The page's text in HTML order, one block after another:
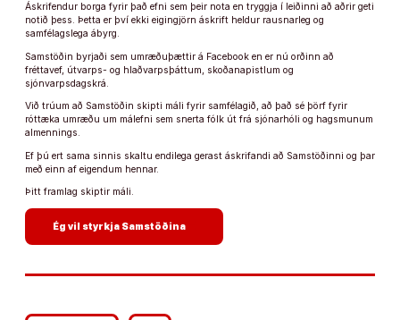
Áskrifendur borga fyrir það efni sem þeir nota en tryggja í leiðinni að aðrir geti
notið þess. Þetta er því ekki eigingjörn áskrift heldur rausnarleg og
samfélagslega ábyrg.
Samstöðin byrjaði sem umræðuþættir á Facebook en er nú orðinn að
fréttavef, útvarps- og hlaðvarpsþáttum, skoðanapistlum og
sjónvarpsdagskrá.
Við trúum að Samstöðin skipti máli fyrir samfélagið, að það sé þörf fyrir
róttæka umræðu um málefni sem snerta fólk út frá sjónarhóli og hagsmunum
almennings.
Ef þú ert sama sinnis skaltu endilega gerast áskrifandi að Samstöðinni og þar
með einn af eigendum hennar.
Þitt framlag skiptir máli.
Ég vil styrkja Samstöðina